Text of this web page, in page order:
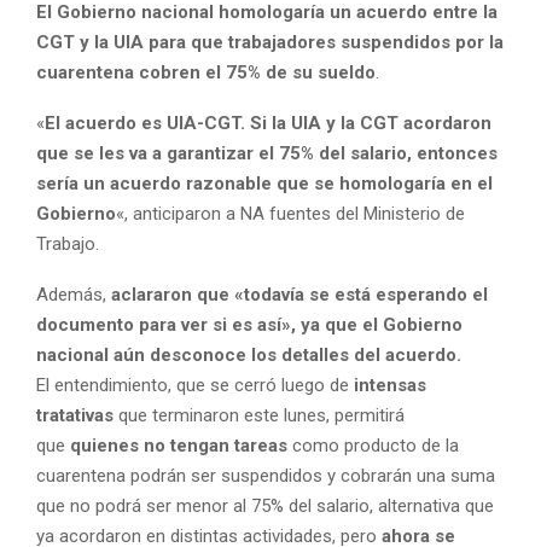
El Gobierno nacional homologaría un acuerdo entre la
CGT y la UIA para que trabajadores suspendidos por la
cuarentena cobren el 75% de su sueldo.
«El acuerdo es UIA-CGT. Si la UIA y la CGT acordaron
que se les va a garantizar el 75% del salario, entonces
sería un acuerdo razonable que se homologaría en el
Gobierno«, anticiparon a NA fuentes del Ministerio de
Trabajo.
Además, aclararon que «todavía se está esperando el
documento para ver si es así», ya que el Gobierno
nacional aún desconoce los detalles del acuerdo.
El entendimiento, que se cerró luego de intensas
tratativas que terminaron este lunes, permitirá
que quienes no tengan tareas como producto de la
cuarentena podrán ser suspendidos y cobrarán una suma
que no podrá ser menor al 75% del salario, alternativa que
ya acordaron en distintas actividades, pero ahora se